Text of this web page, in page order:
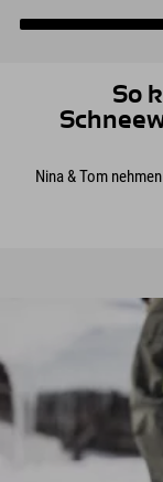
neben Deinem Hotel
mit den Pinguinen
anfreunden :)
So
Nina & Tom